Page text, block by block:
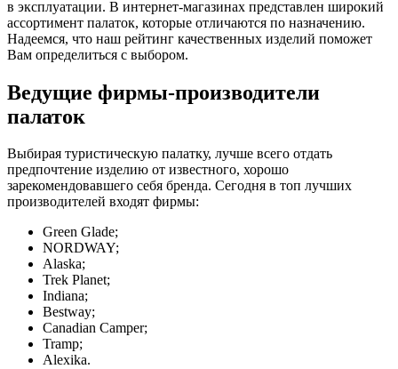
в эксплуатации. В интернет-магазинах представлен широкий
ассортимент палаток, которые отличаются по назначению.
Надеемся, что наш рейтинг качественных изделий поможет
Вам определиться с выбором.
Ведущие фирмы-производители
палаток
Выбирая туристическую палатку, лучше всего отдать
предпочтение изделию от известного, хорошо
зарекомендовавшего себя бренда. Сегодня в топ лучших
производителей входят фирмы:
Green Glade;
NORDWAY;
Alaska;
Trek Planet;
Indiana;
Bestway;
Canadian Camper;
Tramp;
Alexika.